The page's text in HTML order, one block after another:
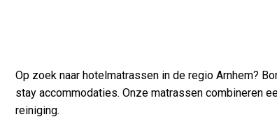
Op zoek naar hotelmatrassen in de regio Arnhem?
stay accommodaties. Onze matrassen combineren
reiniging.